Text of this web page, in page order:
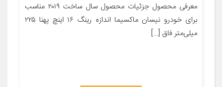
معرفی محصول جزئیات محصول سال ساخت ۲۰۱۹ مناسب
برای خودرو نیسان ماکسیما اندازه رینگ ۱۶ اینچ پهنا ۲۲۵
میلی‌متر فاق […]